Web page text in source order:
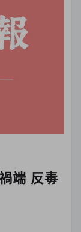
端 反毒